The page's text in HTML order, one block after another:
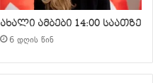
ახალი ამბები 14:00 საათზე
6 დღის წინ